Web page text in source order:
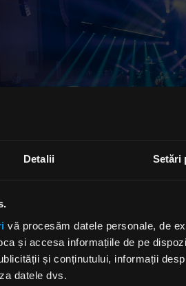
Detalii Setări
vă procesăm datele personale, de
și accesa informațiile de pe
și conținutului, informații
datele dvs.
primăveri aniversate aseară,
de sărbătorit. Aceștia au
recent album de studio al lor,
să cucerească inima